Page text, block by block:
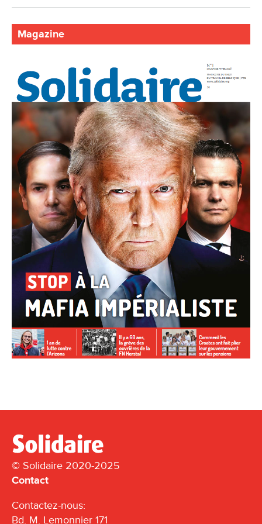
Magazine
© Solidaire 2020-2025
Contact
Contactez-nous:
Bd. M. Lemonnier 171